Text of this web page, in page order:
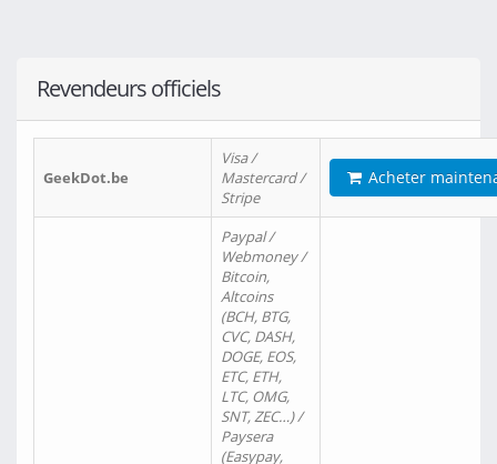
Revendeurs officiels
GeekDot.be
Visa /
Mastercard /
Stripe
Acheter
Paypal /
Webmoney /
Bitcoin,
Altcoins
(BCH, BTG,
CVC, DASH,
DOGE, EOS,
ETC, ETH,
LTC, OMG,
SNT, ZEC…) /
Paysera
(Easypay,